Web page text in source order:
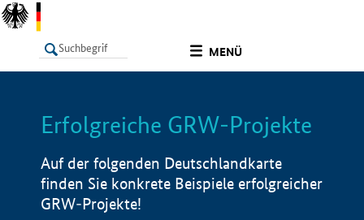
MENÜ
LISTE Info
Erfolgreiche GRW-Projekte
Auf der folgenden Deutschlandkarte
finden Sie konkrete Beispiele erfolgreicher
GRW-Projekte!